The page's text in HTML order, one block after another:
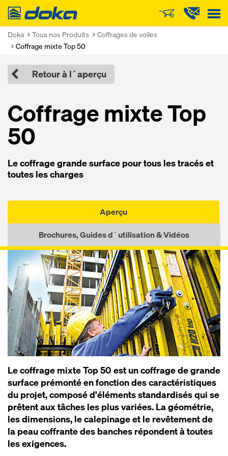
Doka
Doka Tous nos Produits
Coffrages de voiles
Coffrage mixte Top 50
Retour à l´aperçu
Cof­f­rage mixte Top
50
Le cof­f­rage grande sur­face pour tous les tra­cés et
toutes les charges
Aperçu
Brochures, Guides d´utilisation & Vidéos
Le cof­f­rage mixte Top 50 est un cof­f­rage de grande
sur­face pré­mon­té en fonc­tion des ca­rac­té­ris­tiques
du projet, com­po­sé d'élé­me­nts stan­dar­di­sés qui se
prêtent aux tâches les plus va­riées. La géo­mé­t­rie,
les di­men­sions, le ca­le­pi­nage et le re­vê­te­ment de
la peau cof­f­rante des banches ré­pondent à toutes
les exi­gences.